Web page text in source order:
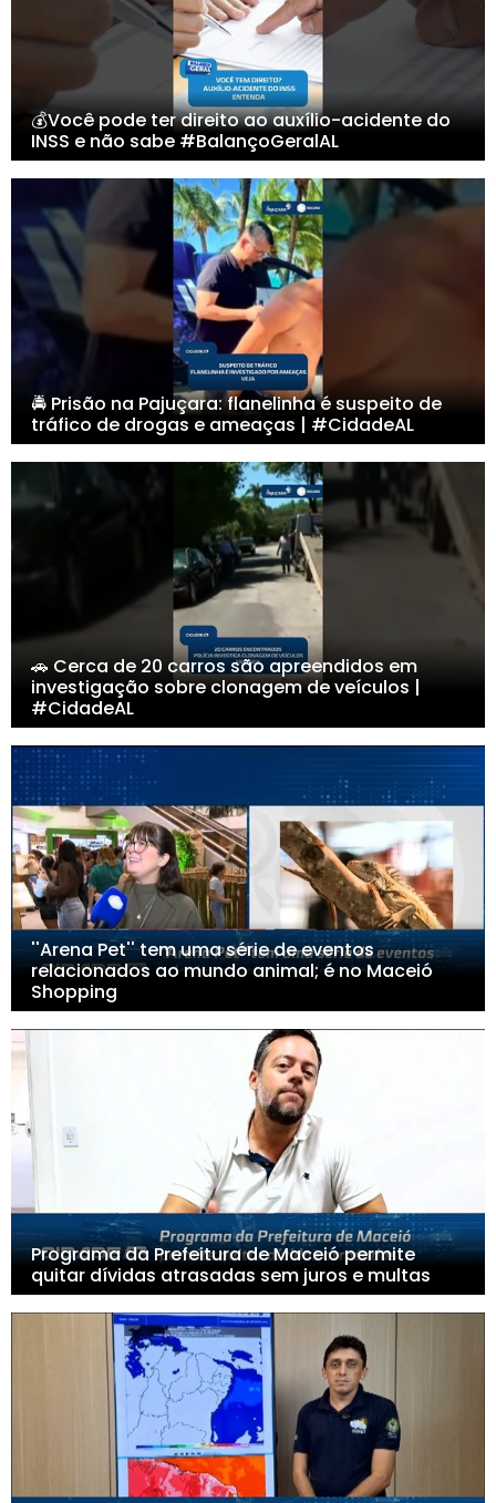
💰Você pode ter direito ao auxílio-acidente do
INSS e não sabe #BalançoGeralAL
🚔 Prisão na Pajuçara: flanelinha é suspeito de
tráfico de drogas e ameaças | #CidadeAL
🚗 Cerca de 20 carros são apreendidos em
investigação sobre clonagem de veículos |
#CidadeAL
''Arena Pet'' tem uma série de eventos
relacionados ao mundo animal; é no Maceió
Shopping
Programa da Prefeitura de Maceió permite
quitar dívidas atrasadas sem juros e multas